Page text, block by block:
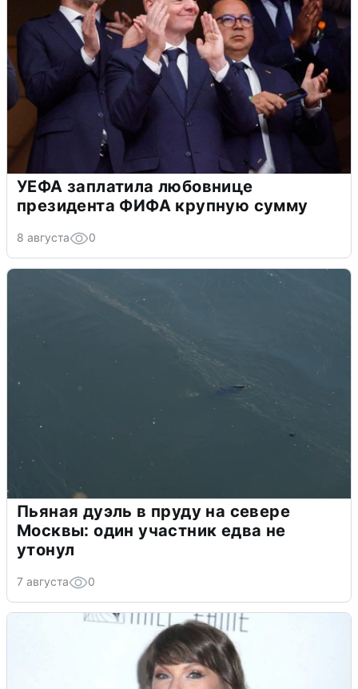
УЕФА заплатила любовнице
президента ФИФА крупную сумму
8 августа 0
Пьяная дуэль в пруду на севере
Москвы: один участник едва не
утонул
7 августа 0